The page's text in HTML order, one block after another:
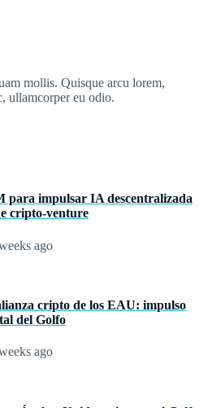
mollis. Quisque arcu lorem,
ullamcorper eu odio.
para impulsar IA descentralizada
cripto‑venture
ago
cripto de los EAU: impulso
del Golfo
ago